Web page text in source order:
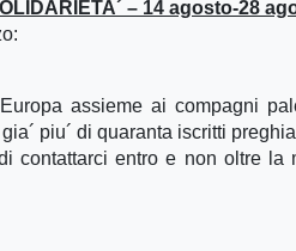
– 14 agosto-28
assieme ai compagni
piu´ di quaranta iscritti
contattarci entro e non oltre la